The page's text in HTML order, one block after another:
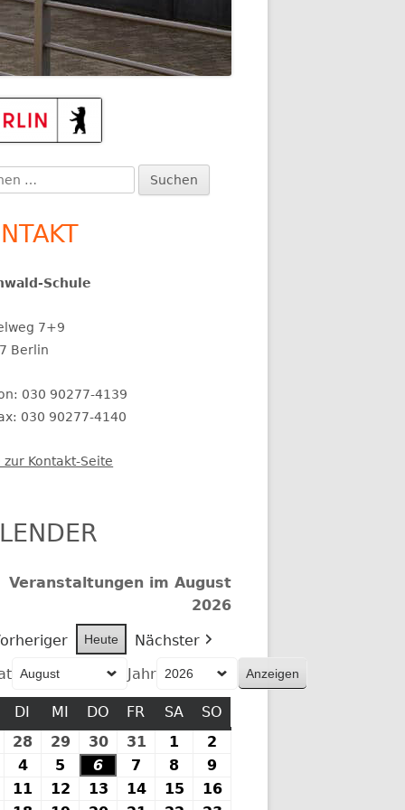
Schule
7+9
Berlin
030 90277-4139
030 90277-4140
zur Kontakt-Seite
Veranstaltungen im August
2026
Heute
Nächster
Jahr
MONTAG
DI DIENSTAG
MI MITTWOCH
DO DONNERSTAG
FR FREITAG
SASAMSTAG
SO
27.
Juli
2026
28 28.
Juli
2026
29 29.
Juli
2026
3030.
Juli
2026
31 31.
Juli
2026
1
August
2026
2
2026
44.
August
5
August
6
August
7
August
8
August
9
August
10.11 11.12 12.13 13.1414.15 15.1616.